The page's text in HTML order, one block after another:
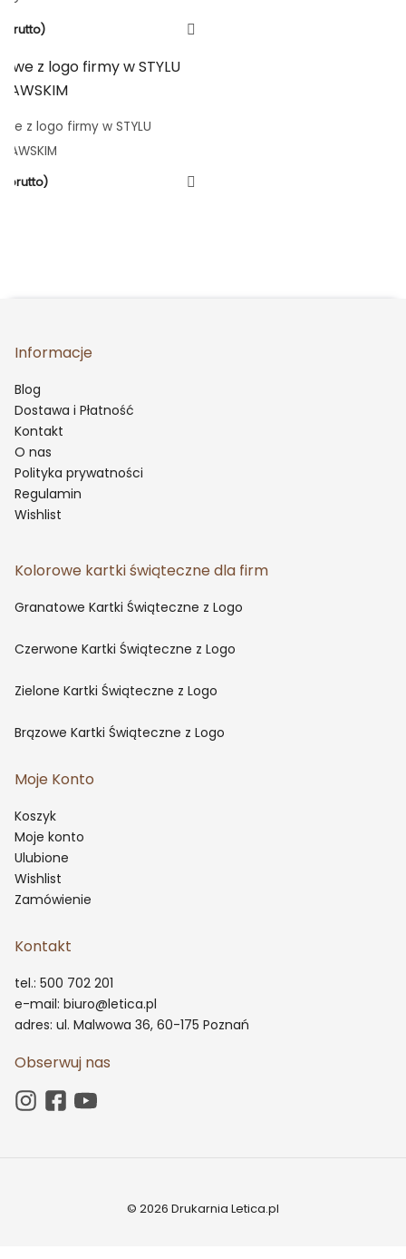
(brutto)
z logo firmy w STYLU
(brutto)
Informacje
Blog
Dostawa i Płatność
Kontakt
O nas
Polityka prywatności
Regulamin
Wishlist
Kolorowe kartki świąteczne dla firm
Granatowe Kartki Świąteczne z Logo
Czerwone Kartki Świąteczne z Logo
Zielone Kartki Świąteczne z Logo
Brązowe Kartki Świąteczne z Logo
Moje Konto
Koszyk
Moje konto
Ulubione
Wishlist
Zamówienie
Kontakt
tel.: 500 702 201
e-mail: biuro@letica.pl
adres: ul. Malwowa 36, 60-175 Poznań
Obserwuj nas
© 2026 Drukarnia Letica.pl